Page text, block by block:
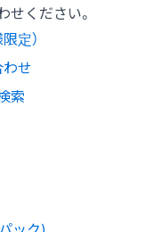
せください。
定）
せ
索